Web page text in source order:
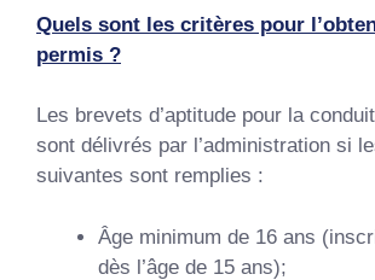
Quels sont les critères pour
permis ?
Les brevets d’aptitude pour la
sont délivrés par l’administration si
suivantes sont remplies :
Âge minimum de 16 ans
dès l’âge de 15 ans);